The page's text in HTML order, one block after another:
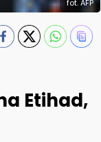
fot. AFP
Etihad,